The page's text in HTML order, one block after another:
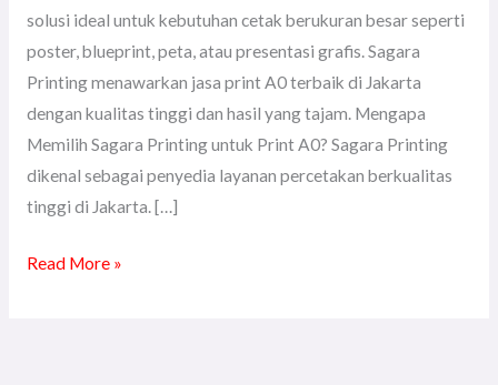
solusi ideal untuk kebutuhan cetak berukuran besar seperti
poster, blueprint, peta, atau presentasi grafis. Sagara
Printing menawarkan jasa print A0 terbaik di Jakarta
dengan kualitas tinggi dan hasil yang tajam. Mengapa
Memilih Sagara Printing untuk Print A0? Sagara Printing
dikenal sebagai penyedia layanan percetakan berkualitas
tinggi di Jakarta. […]
Read More »